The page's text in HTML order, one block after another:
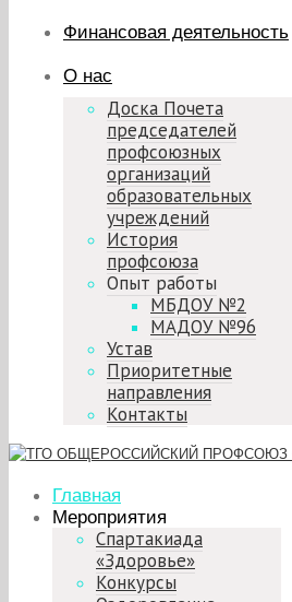
Финансовая деятельность
О нас
Доска Почета
председателей
профсоюзных
организаций
образовательных
учреждений
История
профсоюза
Опыт работы
МБДОУ №2
МАДОУ №96
Устав
Приоритетные
направления
Контакты
Главная
Мероприятия
Спартакиада
«Здоровье»
Конкурсы